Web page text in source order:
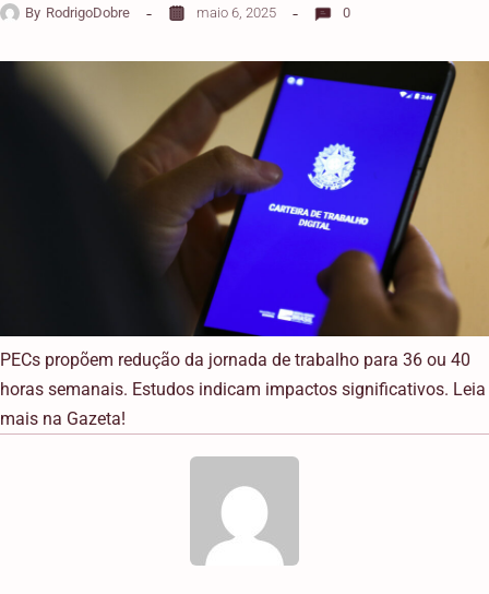
By RodrigoDobre maio 6, 2025 0
PECs propõem redução da jornada de trabalho para 36 ou 40
horas semanais. Estudos indicam impactos significativos. Leia
mais na Gazeta!